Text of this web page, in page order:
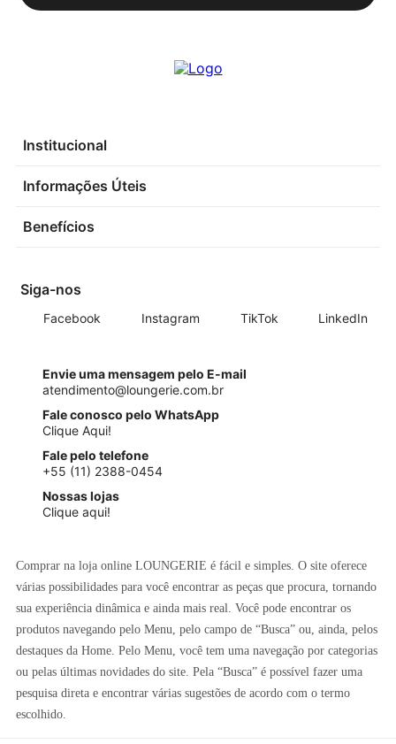
Institucional
Informações Úteis
Benefícios
Siga-nos
Facebook Instagram TikTok LinkedIn
Envie uma mensagem pelo E-mail
atendimento@loungerie.com.br
Fale conosco pelo WhatsApp
Clique Aqui!
Fale pelo telefone
+55 (11) 2388-0454
Nossas lojas
Clique aqui!
Comprar na loja online LOUNGERIE é fácil e simples. O site oferece
várias possibilidades para você encontrar as peças que procura, tornando
sua experiência dinâmica e ainda mais real. Você pode encontrar os
produtos navegando pelo Menu, pelo campo de “Busca” ou, ainda, pelos
destaques da Home. Pelo Menu, você tem uma navegação por categorias
ou pelas últimas novidades do site. Pela “Busca” é possível fazer uma
pesquisa direta e encontrar várias sugestões de acordo com o termo
escolhido.